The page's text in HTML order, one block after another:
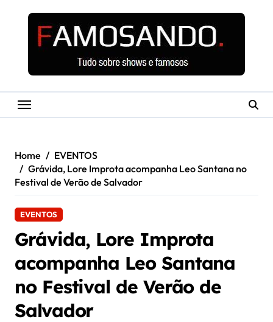
Home
EVENTOS
Grávida, Lore Improta acompanha Leo Santana no
Festival de Verão de Salvador
EVENTOS
Grávida, Lore Improta
acompanha Leo Santana
no Festival de Verão de
Salvador